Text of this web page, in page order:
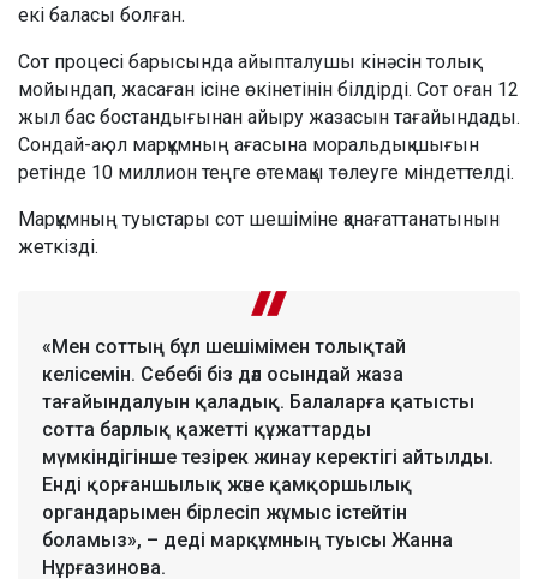
екі баласы болған.
Сот процесі барысында айыпталушы кінәсін толық
мойындап, жасаған ісіне өкінетінін білдірді. Сот оған 12
жыл бас бостандығынан айыру жазасын тағайындады.
Сондай-ақ ол марқұмның ағасына моральдық шығын
ретінде 10 миллион теңге өтемақы төлеуге міндеттелді.
Марқұмның туыстары сот шешіміне қанағаттанатынын
жеткізді.
«Мен соттың бұл шешімімен толықтай
келісемін. Себебі біз дәл осындай жаза
тағайындалуын қаладық. Балаларға қатысты
сотта барлық қажетті құжаттарды
мүмкіндігінше тезірек жинау керектігі айтылды.
Енді қорғаншылық және қамқоршылық
органдарымен бірлесіп жұмыс істейтін
боламыз», – деді марқұмның туысы Жанна
Нұрғазинова.